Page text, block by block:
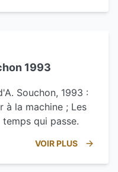
1993
Souchon, 1993 :
à la machine ; Les
qui passe.
VOIR PLUS